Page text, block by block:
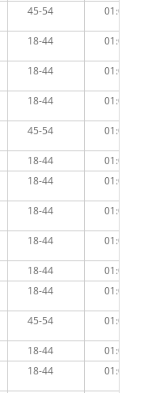
45-54 01:03:18
18-44 01:03:31
18-44 01:03:32
18-44 01:03:41
45-54 01:04:17
18-44
01:04:00
18-44 01:03:47
18-44 01:04:23
18-44 01:04:50
18-44
01:04:35
18-44 01:04:33
45-54 01:04:14
18-44
01:04:26
18-44 01:05:35